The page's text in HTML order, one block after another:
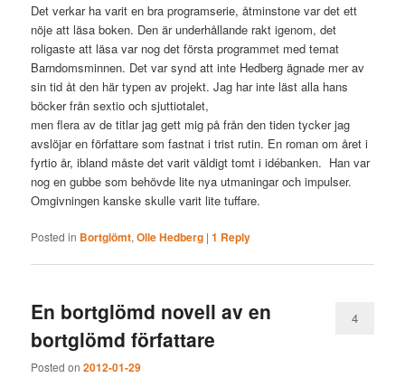
Det verkar ha varit en bra programserie, åtminstone var det ett
nöje att läsa boken. Den är underhållande rakt igenom, det
roligaste att läsa var nog det första programmet med temat
Barndomsminnen. Det var synd att inte Hedberg ägnade mer av
sin tid åt den här typen av projekt. Jag har inte läst alla hans
böcker från sextio och sjuttiotalet,
men flera av de titlar jag gett mig på från den tiden tycker jag
avslöjar en författare som fastnat i trist rutin. En roman om året i
fyrtio år, ibland måste det varit väldigt tomt i idébanken. Han var
nog en gubbe som behövde lite nya utmaningar och impulser.
Omgivningen kanske skulle varit lite tuffare.
Posted in Bortglömt,Olle Hedberg |1 Reply
En bortglömd novell av en
bortglömd författare
Posted on2012-01-29
4